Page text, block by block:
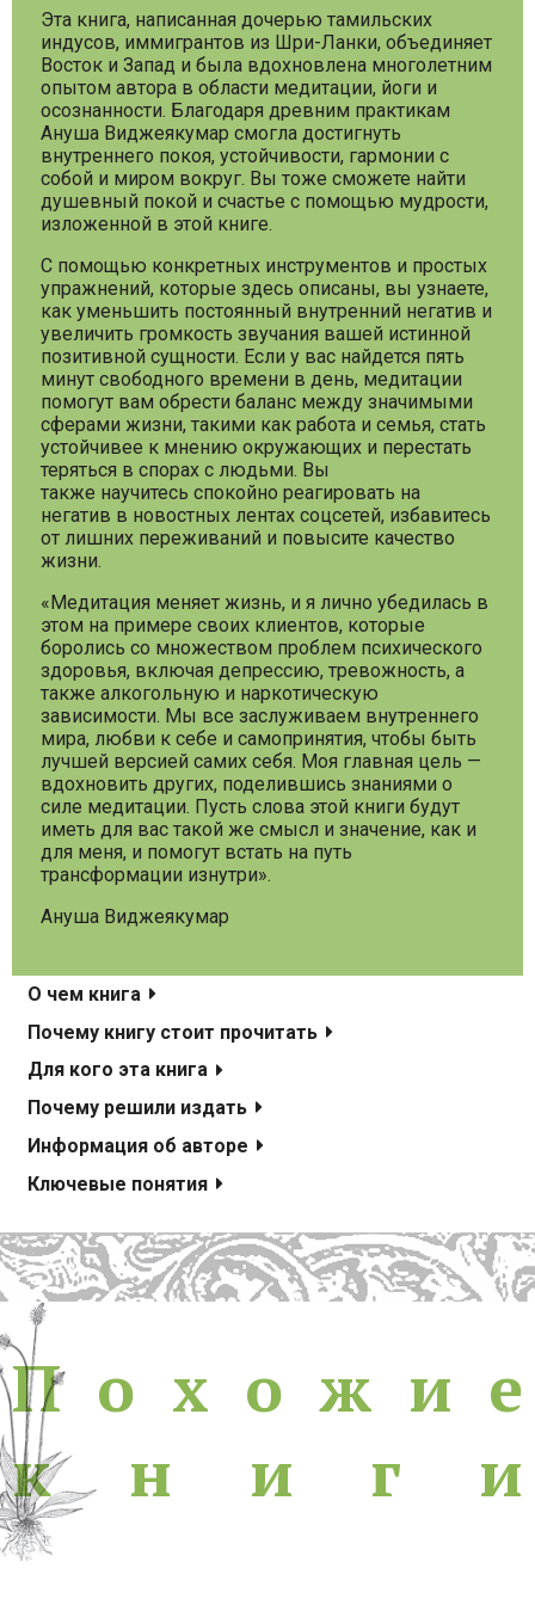
Эта книга, написанная дочерью тамильских
индусов, иммигрантов из Шри-Ланки, объединяет
Восток и Запад и была вдохновлена многолетним
опытом автора в области медитации, йоги и
осознанности. Благодаря древним практикам
Ануша Виджеякумар смогла достигнуть
внутреннего покоя, устойчивости, гармонии с
собой и миром вокруг. Вы тоже сможете найти
душевный покой и счастье с помощью мудрости,
изложенной в этой книге.
С помощью конкретных инструментов и простых
упражнений, которые здесь описаны, вы узнаете,
как уменьшить постоянный внутренний негатив и
увеличить громкость звучания вашей истинной
позитивной сущности. Если у вас найдется пять
минут свободного времени в день, медитации
помогут вам обрести баланс между значимыми
сферами жизни, такими как работа и семья, стать
устойчивее к мнению окружающих и перестать
теряться в спорах с людьми. Вы
также научитесь спокойно реагировать на
негатив в новостных лентах соцсетей, избавитесь
от лишних переживаний и повысите качество
жизни.
«Медитация меняет жизнь, и я лично убедилась в
этом на примере своих клиентов, которые
боролись со множеством проблем психического
здоровья, включая депрессию, тревожность, а
также алкогольную и наркотическую
зависимости. Мы все заслуживаем внутреннего
мира, любви к себе и самопринятия, чтобы быть
лучшей версией самих себя. Моя главная цель —
вдохновить других, поделившись знаниями о
силе медитации. Пусть слова этой книги будут
иметь для вас такой же смысл и значение, как и
для меня, и помогут встать на путь
трансформации изнутри».
Ануша Виджеякумар
О чем книга
Почему книгу стоит прочитать
Для кого эта книга
Почему решили издать
Информация об авторе
Ключевые понятия
Похожие книги
П о х о ж и е
к
н и г и